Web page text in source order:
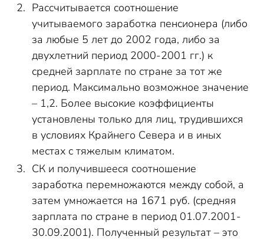
Рассчитывается соотношение
учитываемого заработка пенсионера (либо
за любые 5 лет до 2002 года, либо за
двухлетний период 2000-2001 гг.) к
средней зарплате по стране за тот же
период. Максимально возможное значение
– 1,2. Более высокие коэффициенты
установлены только для лиц, трудившихся
в условиях Крайнего Севера и в иных
местах с тяжелым климатом.
СК и получившееся соотношение
заработка перемножаются между собой, а
затем умножается на 1671 руб. (средняя
зарплата по стране в период 01.07.2001-
30.09.2001). Полученный результат – это